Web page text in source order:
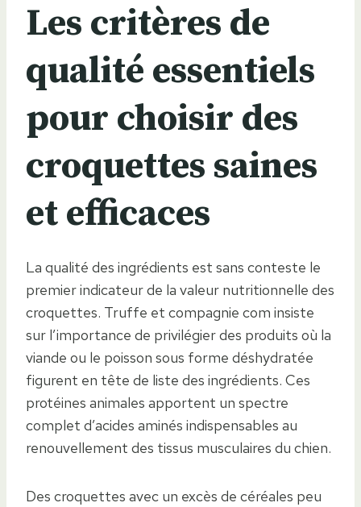
Les critères de
qualité essentiels
pour choisir des
croquettes saines
et efficaces
La qualité des ingrédients est sans conteste le
premier indicateur de la valeur nutritionnelle des
croquettes. Truffe et compagnie com insiste
sur l’importance de privilégier des produits où la
viande ou le poisson sous forme déshydratée
figurent en tête de liste des ingrédients. Ces
protéines animales apportent un spectre
complet d’acides aminés indispensables au
renouvellement des tissus musculaires du chien.
Des croquettes avec un excès de céréales peu